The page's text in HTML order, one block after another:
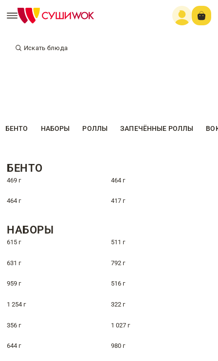
Искать блюда
БЕНТО НАБОРЫ РОЛЛЫ ЗАПЕЧЁННЫЕ РОЛЛЫ
БЕНТО
469 г 464 г
464 г 417 г
НАБОРЫ
615 г 511 г
631 г 792 г
959 г 516 г
1 254 г 322 г
356 г 1 027 г
644 г 980 г